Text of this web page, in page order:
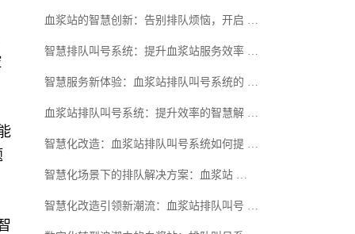
血浆站的智慧创新：告别排队烦恼，开启 …
智慧排队叫号系统：提升血浆站服务效率 …
智慧服务新体验：血浆站排队叫号系统的 …
血浆站排队叫号系统：提升效率的智慧解 …
智慧化改造：血浆站排队叫号系统如何提 …
智慧化场景下的排队解决方案：血浆站 …
智慧化改造引领新潮流：血浆站排队叫号 …